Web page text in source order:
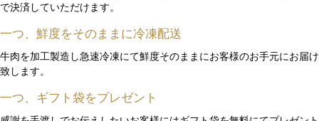
で決済していただけます。
一つ、鮮度をそのままに冷凍配送
牛肉を加工製造し急速冷凍にて鮮度そのままにお客様のお手元にお届け
致します。
一つ、ギフト袋をプレゼント